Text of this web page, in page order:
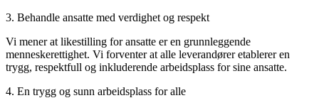
3. Behandle ansatte med verdighet og respekt
Vi mener at likestilling for ansatte er en grunnleggende
menneskerettighet. Vi forventer at alle leverandører etablerer en
trygg, respektfull og inkluderende arbeidsplass for sine ansatte.
4. En trygg og sunn arbeidsplass for alle